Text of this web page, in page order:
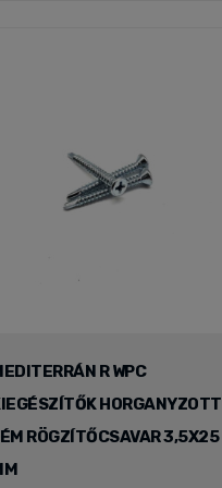
R WPC
HORGANYZOTT
RÖGZÍTŐCSAVAR 3,5X25